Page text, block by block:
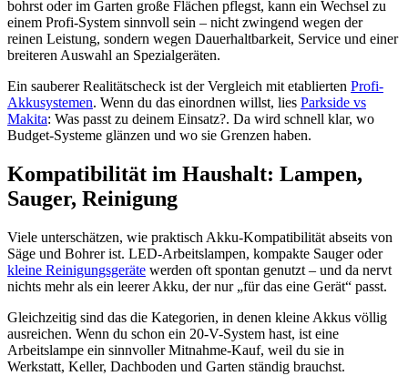
bohrst oder im Garten große Flächen pflegst, kann ein Wechsel zu
einem Profi-System sinnvoll sein – nicht zwingend wegen der
reinen Leistung, sondern wegen Dauerhaltbarkeit, Service und einer
breiteren Auswahl an Spezialgeräten.
Ein sauberer Realitätscheck ist der Vergleich mit etablierten Profi-
Akkusystemen. Wenn du das einordnen willst, lies Parkside vs
Makita: Was passt zu deinem Einsatz?. Da wird schnell klar, wo
Budget-Systeme glänzen und wo sie Grenzen haben.
Kompatibilität im Haushalt: Lampen,
Sauger, Reinigung
Viele unterschätzen, wie praktisch Akku-Kompatibilität abseits von
Säge und Bohrer ist. LED-Arbeitslampen, kompakte Sauger oder
kleine Reinigungsgeräte werden oft spontan genutzt – und da nervt
nichts mehr als ein leerer Akku, der nur „für das eine Gerät“ passt.
Gleichzeitig sind das die Kategorien, in denen kleine Akkus völlig
ausreichen. Wenn du schon ein 20-V-System hast, ist eine
Arbeitslampe ein sinnvoller Mitnahme-Kauf, weil du sie in
Werkstatt, Keller, Dachboden und Garten ständig brauchst.